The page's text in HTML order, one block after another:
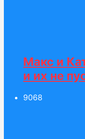
Макс и
и их не
9068